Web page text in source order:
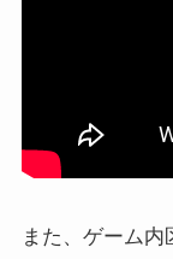
また、ゲーム